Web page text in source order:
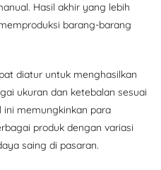
Hasil akhir yang lebih
barang-barang
diatur untuk menghasilkan
ukuran dan ketebalan sesuai
ini memungkinkan para
produk dengan variasi
saing di pasaran.